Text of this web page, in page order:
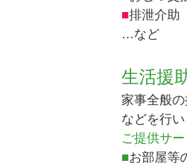
■排泄介助
…など
生活援
家事全般
などを行い
ご提供サー
■お部屋等